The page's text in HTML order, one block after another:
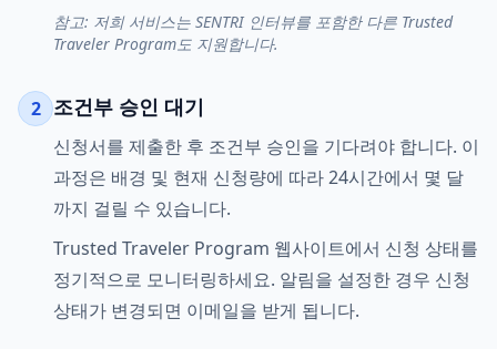
참고: 저희 서비스는 SENTRI 인터뷰를 포함한 다른 Trusted
Traveler Program도 지원합니다.
2 조건부 승인 대기
신청서를 제출한 후 조건부 승인을 기다려야 합니다. 이
과정은 배경 및 현재 신청량에 따라 24시간에서 몇 달
까지 걸릴 수 있습니다.
Trusted Traveler Program 웹사이트에서 신청 상태를
정기적으로 모니터링하세요. 알림을 설정한 경우 신청
상태가 변경되면 이메일을 받게 됩니다.